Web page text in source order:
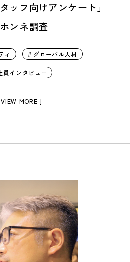
ッフ向けアンケート」
ンネ調査
ィ # グローバル人材
員インタビュー
MORE ]